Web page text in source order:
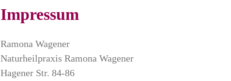
Impressum
Ramona Wagener
Naturheilpraxis Ramona Wagener
Hagener Str. 84-86